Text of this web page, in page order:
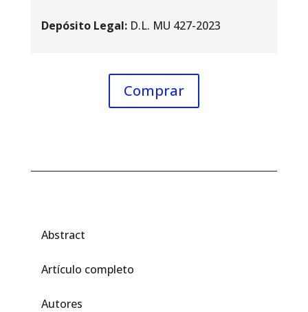
Depósito Legal: D.L. MU 427-2023
Comprar
Abstract
Artículo completo
Autores